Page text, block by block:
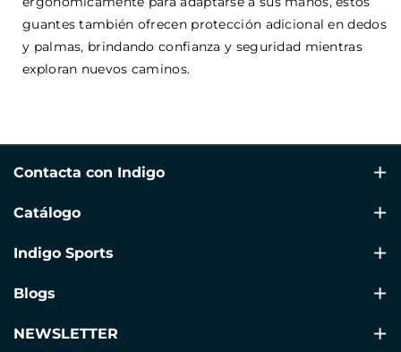
guantes también ofrecen protección adicional en dedos
y palmas, brindando confianza y seguridad mientras
exploran nuevos caminos.
Contacta con Indigo
Av Alacant, 160, Puerta 4 , Gandía, 46702, Valencia
info@indigosports.es
🗨 +34 609 41 77 79 (Solo WhatsApp)
Catálogo
Natación
Indigo Sports
Condiciones de Envío
Blogs
Blogs de Gimnasia Rítmica
NEWSLETTER